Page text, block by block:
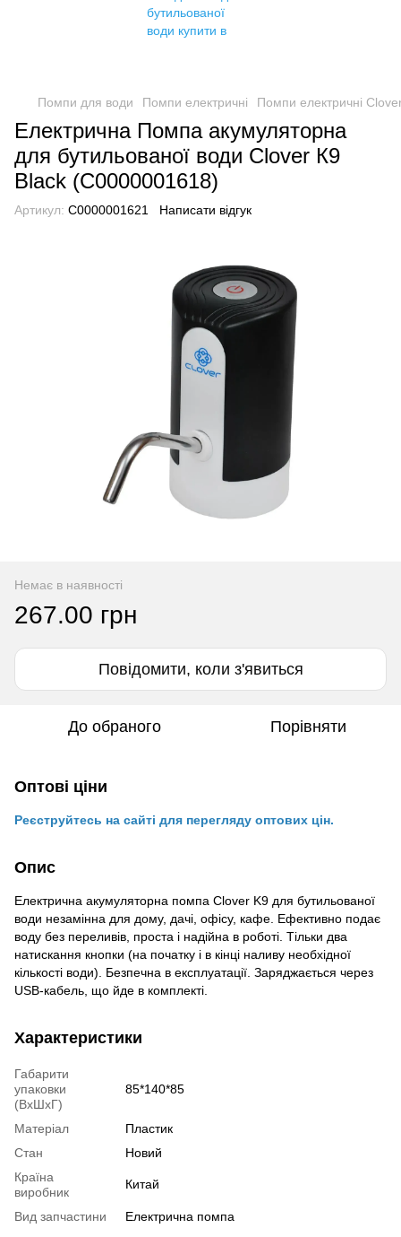
Помпи для води Помпи електричні Помпи електричні
Електрична Помпа акумуляторна
для бутильованої води Clover К9
Black (C0000001618)
Артикул: C0000001621 Написати відгук
Немає в наявності
267.00 грн
Повідомити, коли з'явиться
До обраного Порівняти
Оптові ціни
Реєструйтесь на сайті для перегляду оптових цін.
Опис
Електрична акумуляторна помпа Clover K9 для бутильованої
води незамінна для дому, дачі, офісу, кафе. Ефективно подає
воду без переливів, проста і надійна в роботі. Тільки два
натискання кнопки (на початку і в кінці наливу необхідної
кількості води). Безпечна в експлуатації. Заряджається через
USB-кабель, що йде в комплекті.
Характеристики
Габарити
упаковки
(ВхШхГ)
85*140*85
Матеріал
Пластик
Стан
Новий
Країна
виробник
Китай
Вид запчастини Електрична помпа